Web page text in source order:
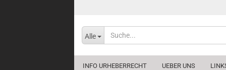
Alle
INFO URHEBERRECHT UEBER UNS